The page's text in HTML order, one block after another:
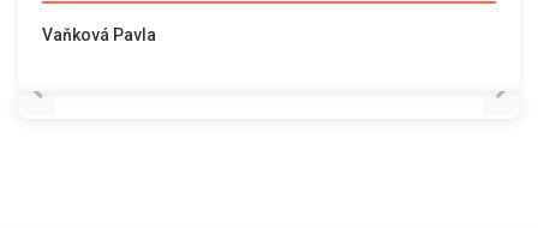
Vaňková Pavla